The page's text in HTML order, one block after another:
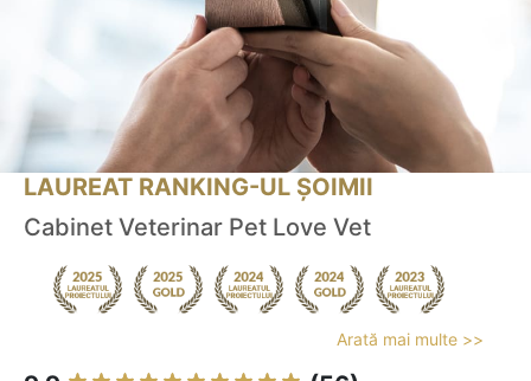
LAUREAT RANKING-UL ȘOIMII
Cabinet Veterinar Pet Love Vet
Arată mai multe >>